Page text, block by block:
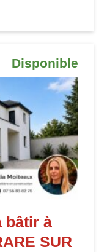
Disponible
bâtir à
SUR